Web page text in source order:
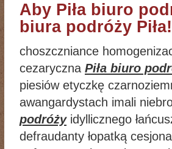
Aby Piła biuro
biura podróży Piła!
choszczniance
cezaryczna Piła biuro
piesiów etyczkę
awangardystach imali
podróżyidyllicznego
defraudanty łopatką